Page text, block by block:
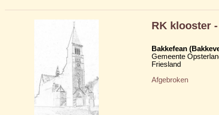
RK klooster
Bakkefean
Gemeente
Friesland
Afgebroken